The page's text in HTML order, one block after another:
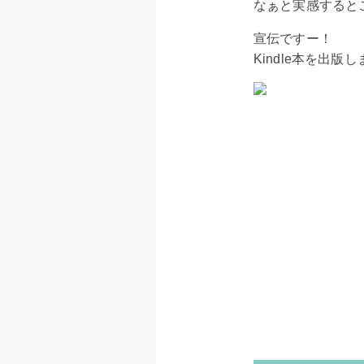
なぁと実感すると
宣伝ですー！
Kindle本を出版し